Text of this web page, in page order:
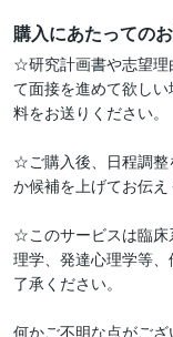
購入にあたっての
☆研究計画書や志望理
て面接を進めて欲し
料をお送りください。
☆ご購入後、日程調整
か候補を上げてお伝え
☆このサービスは臨床
理学、発達心理学等
了承ください。
何かご不明な点がご